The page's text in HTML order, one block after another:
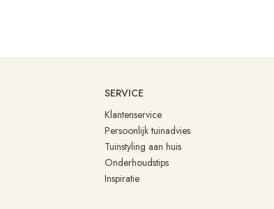
SERVICE
Klantenservice
Persoonlijk tuinadvies
Tuinstyling aan huis
Onderhoudstips
Inspiratie